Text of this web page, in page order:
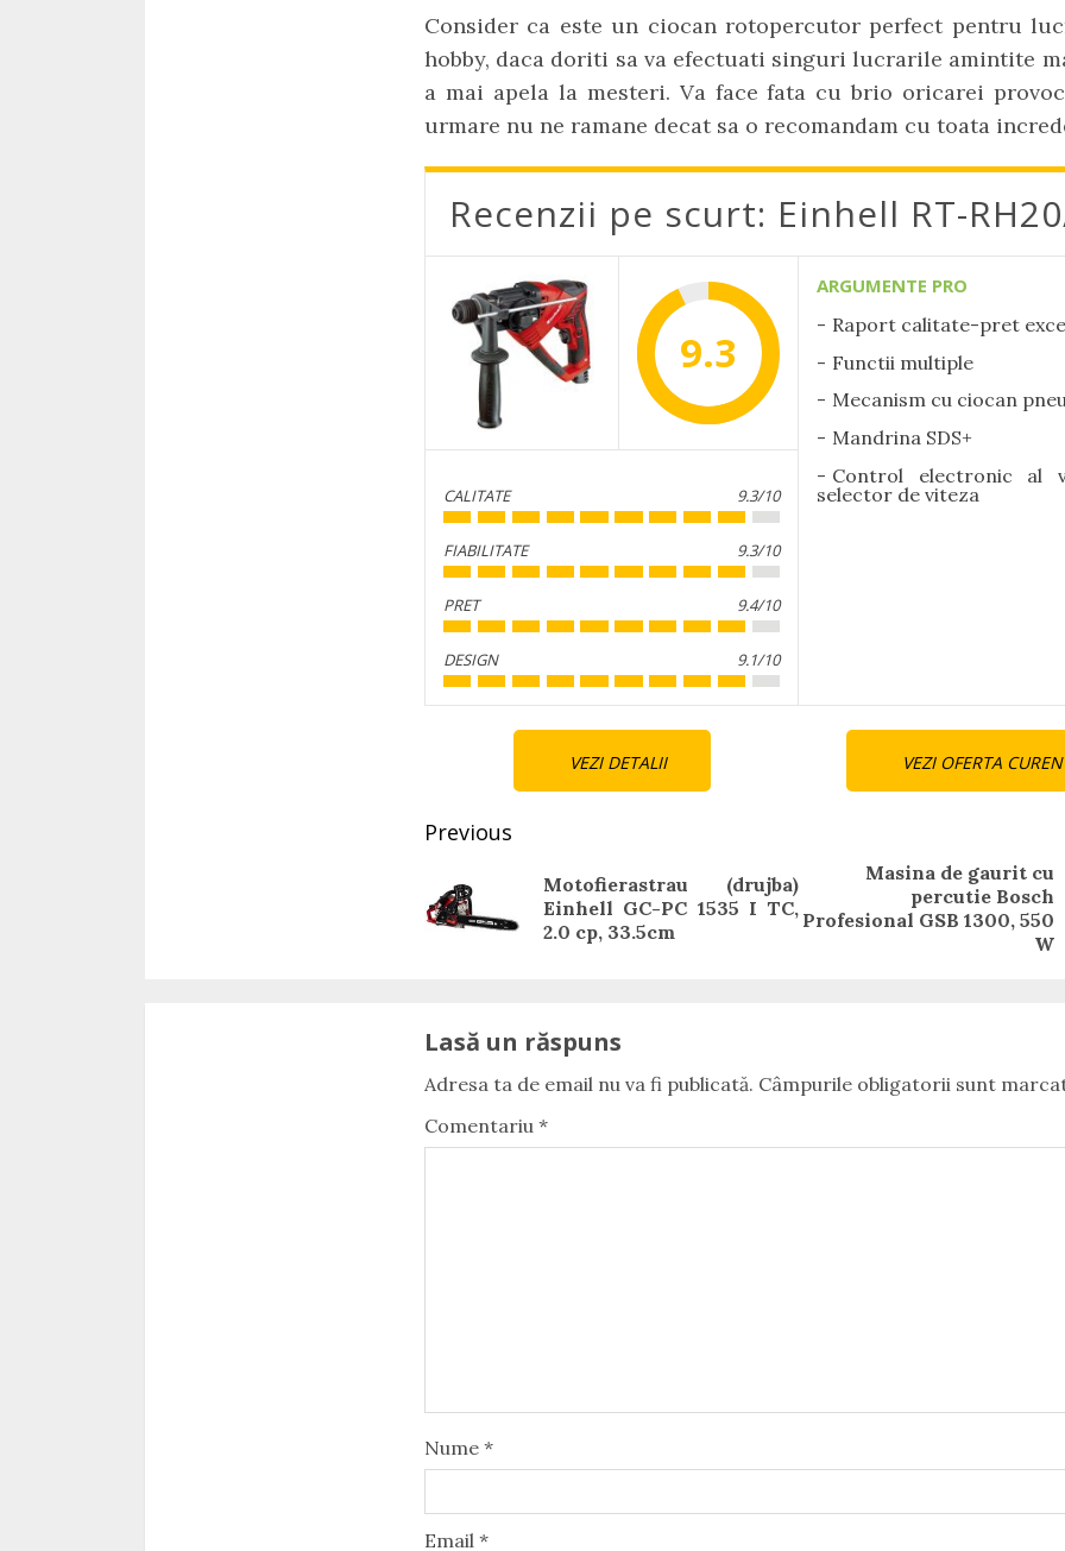
Consider ca este un ciocan rotopercutor perfect pentru
hobby, daca doriti sa va efectuati singuri lucrarile amintite
a mai apela la mesteri. Va face fata cu brio oricarei
urmare nu ne ramane decat sa o recomandam cu toata
Recenzii pe scurt: Einhell RT-
9.3
CALITATE 9.3/10
FIABILITATE 9.3/10
PRET 9.4/10
DESIGN 9.1/10
ARGUMENTE PRO
Raport calitate-pret
Functii multiple
Mecanism cu ciocan
Mandrina SDS+
Control electronic al
selector de viteza
VEZI DETALII VEZI OFERTA
Continue
Reading
Previous
Previous
post:
Motofierastrau (drujba)
Einhell GC-PC 1535 I TC,
2.0 cp, 33.5cm
post:
Masina de gaurit cu
percutie Bosch
Profesional GSB 1300, 550
W
Lasă un răspuns
Adresa ta de email nu va fi publicată. Câmpurile obligatorii sunt
Comentariu *
Nume *
Email *